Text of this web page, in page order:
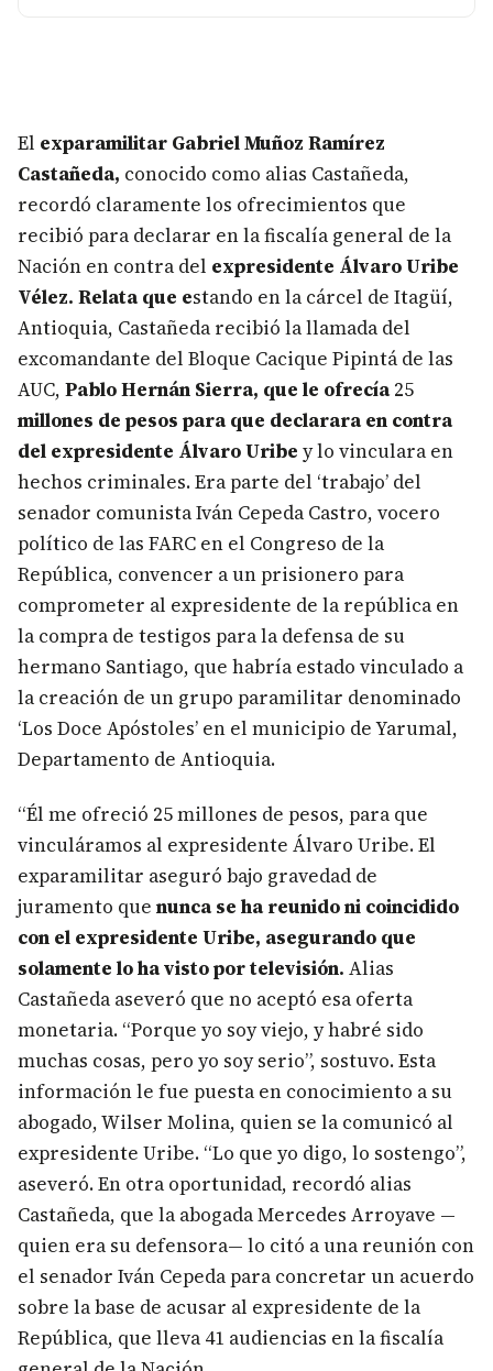
El exparamilitar Gabriel Muñoz Ramírez
Castañeda, conocido como alias Castañeda,
recordó claramente los ofrecimientos que
recibió para declarar en la fiscalía general de la
Nación en contra del expresidente Álvaro Uribe
Vélez. Relata que estando en la cárcel de Itagüí,
Antioquia, Castañeda recibió la llamada del
excomandante del Bloque Cacique Pipintá de las
AUC, Pablo Hernán Sierra, que le ofrecía25
millones de pesos para que declarara en contra
del expresidente Álvaro Uribe y lo vinculara en
hechos criminales. Era parte del ‘trabajo’ del
senador comunista Iván Cepeda Castro, vocero
político de las FARC en el Congreso de la
República, convencer a un prisionero para
comprometer al expresidente de la república en
la compra de testigos para la defensa de su
hermano Santiago, que habría estado vinculado a
la creación de un grupo paramilitar denominado
‘Los Doce Apóstoles’ en el municipio de Yarumal,
Departamento de Antioquia.
“Él me ofreció 25 millones de pesos, para que
vinculáramos al expresidente Álvaro Uribe. El
exparamilitar aseguró bajo gravedad de
juramento que nunca se ha reunido ni coincidido
con el expresidente Uribe, asegurando que
solamente lo ha visto por televisión. Alias
Castañeda aseveró que no aceptó esa oferta
monetaria. “Porque yo soy viejo, y habré sido
muchas cosas, pero yo soy serio”, sostuvo. Esta
información le fue puesta en conocimiento a su
abogado, Wilser Molina, quien se la comunicó al
expresidente Uribe. “Lo que yo digo, lo sostengo”,
aseveró. En otra oportunidad, recordó alias
Castañeda, que la abogada Mercedes Arroyave —
quien era su defensora— lo citó a una reunión con
el senador Iván Cepeda para concretar un acuerdo
sobre la base de acusar al expresidente de la
República, que lleva 41 audiencias en la fiscalía